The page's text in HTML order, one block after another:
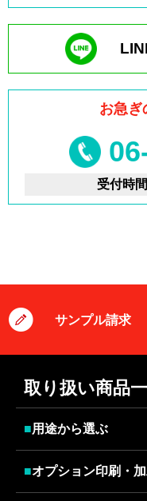
お急ぎ
受付時間
サンプル請求
取り扱い商品
■用途から選ぶ
■オプション印刷・